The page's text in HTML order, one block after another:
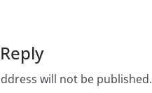
will not be published.